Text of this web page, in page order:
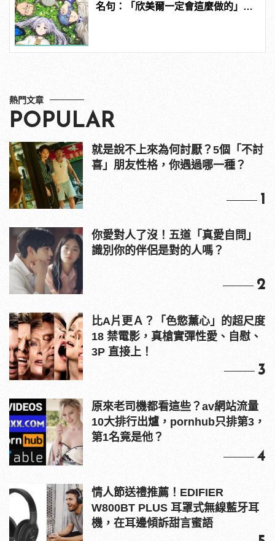
名句：「欣美爾一定會這麼做的」超
熱門文章
POPULAR
就是說不上來為何討厭？5個「不討
喜」朋友性格，你遇過哪一種？
1
你愛對人了沒！五道「真愛自問」
識別你的伴侶是對的人嗎？
2
比A片更Ａ？「色慾薰心」的超尺度
18 禁電影，真槍實彈性愛、自慰、
3P 直接上！
3
原來老司機都看這些？av網站流量
10大排行出爐，pornhub只排第3，
第1名竟是他？
4
情人節送禮推薦！EDIFIER
W800BT PLUS 耳罩式無線藍牙耳
機，在耳邊傾訴甜言蜜語